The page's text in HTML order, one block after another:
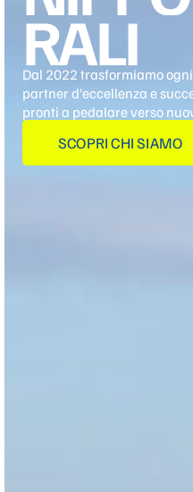
RALI
Dal 2022 trasformiamo
partner d’eccellenza e
pronti a pedalare verso
SCOPRI CHI SIAMO